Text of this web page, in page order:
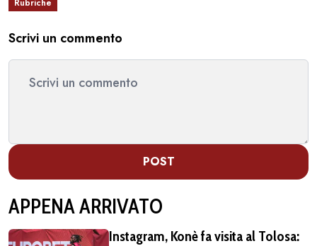
Rubriche
Scrivi un commento
POST
APPENA ARRIVATO
Instagram, Konè fa visita al Tolosa: